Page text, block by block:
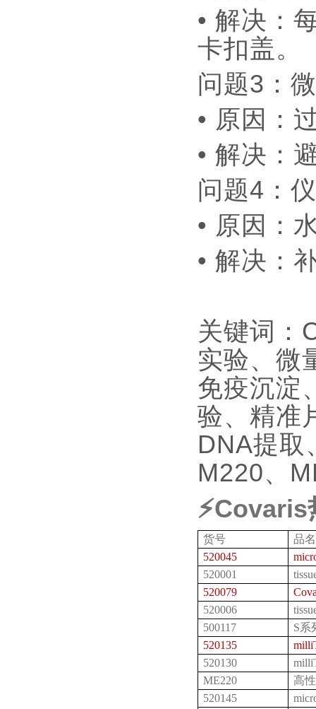
• 解决：
卡扣盖
问题3：
• 原因：
• 解决：
问题4：
• 原因：
• 解决：
关键词：
实验、微
免疫沉淀
验、精准
DNA提取
M220、
⚡Covaris
货号
品名
520045
520001
520079
520006
500117
S系
520135
520130
ME220
高
520145